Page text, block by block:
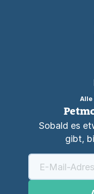
Alle
Sobald es
gibt,